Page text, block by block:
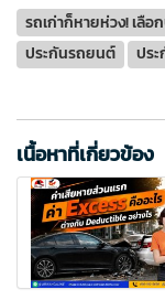
รถเก่าก็หายห่วง! เลื
ประกันรถยนต์
ปร
เนื้อหาที่เกี่ยวข้อง